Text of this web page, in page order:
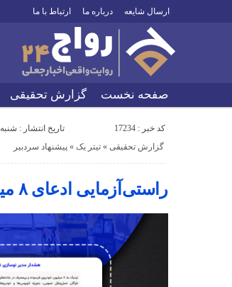
ارسال شایعه درباره ما ارتباط با ما
صفحه نخست گزارش تحقیقی
کد خبر : 17234 تاریخ انتشار : شنبه ۱۷ آبان ۱۴۰۴ - ۱۱:۳۶
پیشنهاد سردبیر « تیتر یک « گزارش تحقیقی
راستی‌آزمایی ادعای ۸ میلیون خودروی فرسوده در ایران